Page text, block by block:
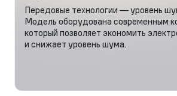
Передовые технологии — уровень
Модель оборудована современным
который позволяет экономить
и снижает уровень шума.